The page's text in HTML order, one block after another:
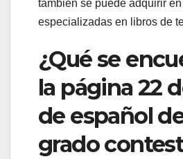
también se puede adquirir
especializadas en libros de
¿Qué se
la página 22
de español
grado